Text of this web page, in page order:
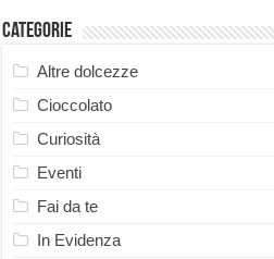
Categorie
Altre dolcezze
Cioccolato
Curiosità
Eventi
Fai da te
In Evidenza